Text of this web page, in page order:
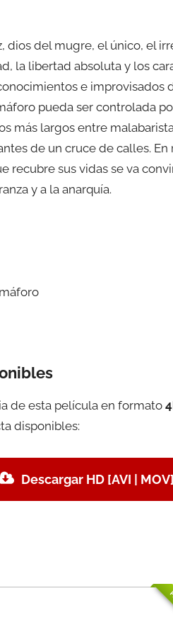
dios del mugre, el único, el
la libertad absoluta y los
e improvisados
pueda ser controlada
más largos entre
de un cruce de calles.
recubre sus vidas se va
y a la anarquía.
de esta película en formato
disponibles:
Descargar HD [AVI | MOV]